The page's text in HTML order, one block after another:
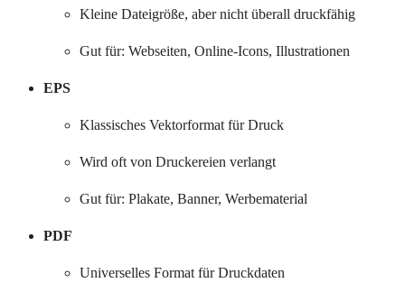
Kleine Dateigröße, aber nicht überall druckfähig
Gut für: Webseiten, Online-Icons, Illustrationen
EPS
Klassisches Vektorformat für Druck
Wird oft von Druckereien verlangt
Gut für: Plakate, Banner, Werbematerial
PDF
Universelles Format für Druckdaten